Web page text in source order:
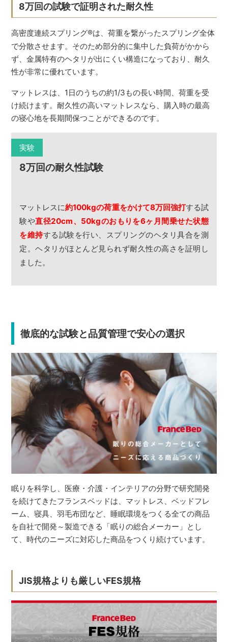
8万回の試験で証明された耐久性
高密度連続スプリング®は、荷重を繋がったスプリング全体
で分散させます。そのため部分的に集中した負荷がかから
ず、金属特有のヘタリが出にくい構造になっており、耐久
性が非常に優れています。
マットレスは、1日のうちの約1/3もの長い時間、荷重を受
け続けます。耐久性の高いマットレスなら、購入時の最高
の寝心地を長期間保つことができるのです。
実験
8万回の耐久性試験
マットレスに約100kgの荷重をかけて8万回強打する試
験や直径20cm、50kgのおもりを6ヶ月間乗せた状態
を維持する試験を行い、スプリングのヘタリ具合を測
定。ヘタリがほとんど見られず耐久性の高さを証明し
ました。
徹底的な試験と品質管理で安心の選択
眠りを科学し、医療・介護・インテリアの分野で研究開発
を続けてきたフランスベッドは、マットレス、ベッドフレ
ーム、寝具、羽毛布団など、睡眠環境をつくる全ての商品
を自社で開発～製造できる「眠りの総合メーカー」とし
て、時代のニーズに対応した商品をつくり続けています。
JIS規格よりも厳しいFES規格